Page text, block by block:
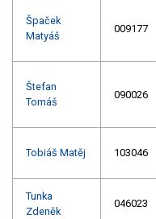
Špaček
Matyáš
009177
Štefan
Tomáš
090026
Tobiáš Matěj 103046
Tunka
Zdeněk
046023